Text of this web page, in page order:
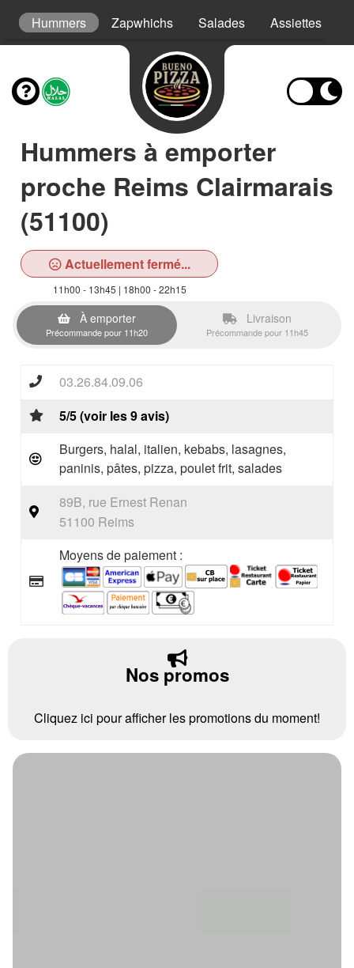
Hummers Zapwhichs Salades Assiettes
Hummers à emporter
proche Reims Clairmarais
(51100)
Actuellement fermé...
11h00 - 13h45 | 18h00 - 22h15
À emporter
Précommande pour 11h20
Livraison
Précommande pour 11h45
03.26.84.09.06
5/5 (voir les 9 avis)
Burgers, halal, italien, kebabs, lasagnes,
paninis, pâtes, pizza, poulet frit, salades
89B, rue Ernest Renan
51100 Reims
Moyens de paiement :
Nos promos
Cliquez ici pour afficher les promotions du moment!